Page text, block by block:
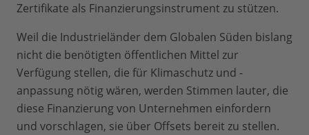
Zertifikate als Finanzierungsinstrument zu stützen.
Weil die Industrieländer dem Globalen Süden bislang
nicht die benötigten öffentlichen Mittel zur
Verfügung stellen, die für Klimaschutz und -
anpassung nötig wären, werden Stimmen lauter, die
diese Finanzierung von Unternehmen einfordern
und vorschlagen, sie über Offsets bereit zu stellen.